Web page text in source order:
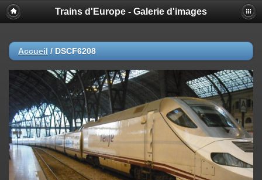
Trains d'Europe - Galerie d'images
Accueil / DSCF6208